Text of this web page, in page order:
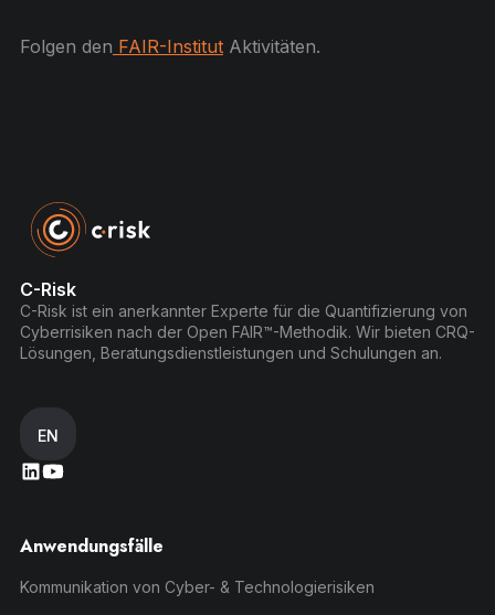
Folgen den FAIR-InstitutAktivitäten.
C-Risk
C-Risk ist ein anerkannter Experte für die Quantifizierung von
Cyberrisiken nach der Open FAIR™-Methodik. Wir bieten CRQ-
Lösungen, Beratungsdienstleistungen und Schulungen an.
EN
Anwendungsfälle
Kommunikation von Cyber- & Technologierisiken